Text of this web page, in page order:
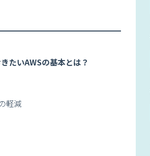
たいAWSの基本とは？
軽減